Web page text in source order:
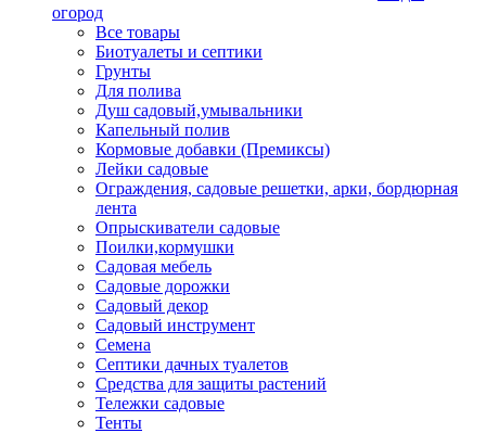
огород
Все товары
Биотуалеты и септики
Грунты
Для полива
Душ садовый,умывальники
Капельный полив
Кормовые добавки (Премиксы)
Лейки садовые
Ограждения, садовые решетки, арки, бордюрная
лента
Опрыскиватели садовые
Поилки,кормушки
Садовая мебель
Садовые дорожки
Садовый декор
Садовый инструмент
Семена
Септики дачных туалетов
Средства для защиты растений
Тележки садовые
Тенты